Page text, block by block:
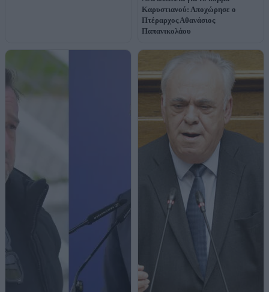
Καρυστιανού: Αποχώρησε ο
Πτέραρχος Αθανάσιος
Παπανικολάου